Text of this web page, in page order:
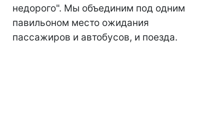
недорого". Мы объединим под одним
павильоном место ожидания
пассажиров и автобусов, и поезда.